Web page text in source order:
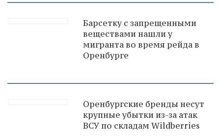
Барсетку с запрещенными
веществами нашли у
мигранта во время рейда в
Оренбурге
Оренбургские бренды несут
крупные убытки из-за атак
ВСУ по складам Wildberries